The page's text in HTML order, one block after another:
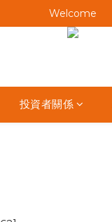
Welcome
Welcome
Welcome
投資者關係